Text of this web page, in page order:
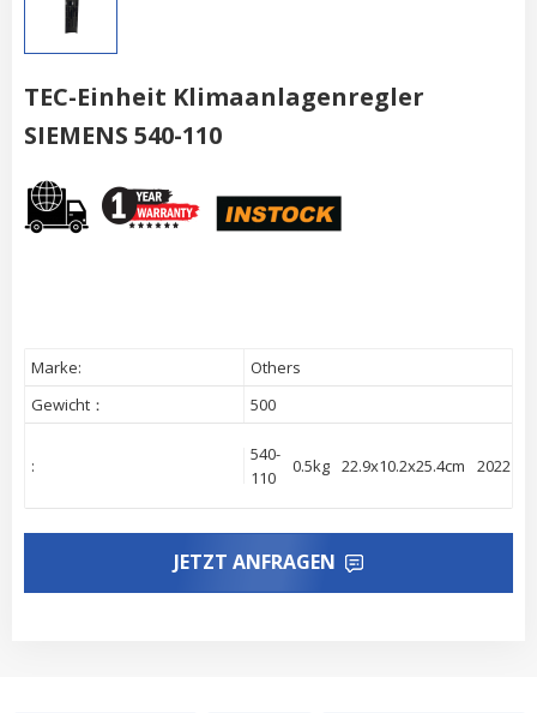
TEC-Einheit Klimaanlagenregler
SIEMENS 540-110
Marke:
Others
Gewicht：
500
:
540-
110
0.5kg 22.9x10.2x25.4cm 2022
JETZT ANFRAGEN